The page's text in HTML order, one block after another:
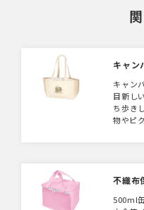
キャン
キャン
目新し
ち歩き
物やピ
不織布
500ml